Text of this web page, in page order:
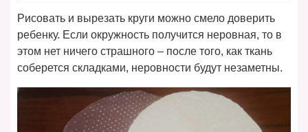
Рисовать и вырезать круги можно смело доверить
ребенку. Если окружность получится неровная, то в
этом нет ничего страшного – после того, как ткань
соберется складками, неровности будут незаметны.